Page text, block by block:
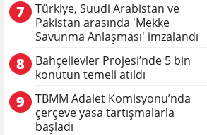
7
Türkiye, Suudi Arabistan ve
Pakistan arasında 'Mekke
Savunma Anlaşması' imzalandı
8
Bahçelievler Projesi’nde 5 bin
konutun temeli atıldı
9
TBMM Adalet Komisyonu’nda
çerçeve yasa tartışmalarla
başladı